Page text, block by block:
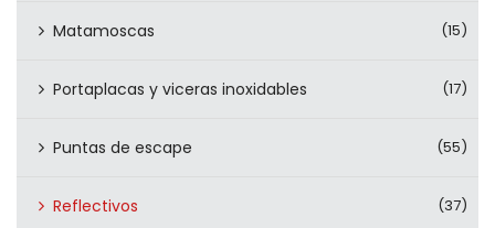
Matamoscas (15)
Portaplacas y viceras inoxidables (17)
Puntas de escape (55)
Reflectivos (37)